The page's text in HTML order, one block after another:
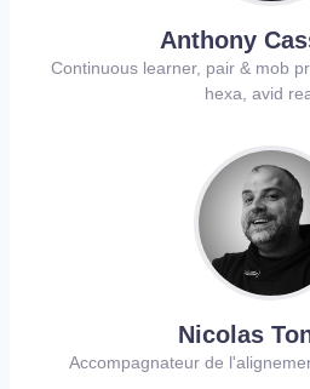
Anthony
Continuous learner, pair & mob
hexa, avid
Nicolas
Accompagnateur de